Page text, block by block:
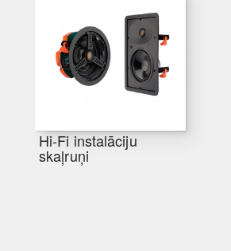
Hi-Fi instalāciju
skaļruņi